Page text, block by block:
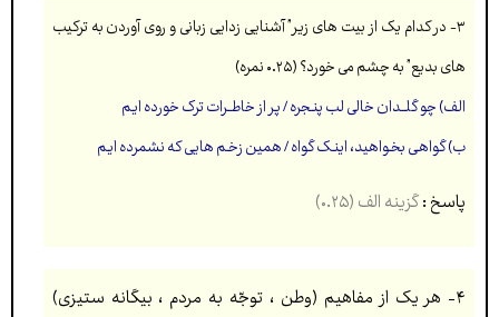
۳- در کدام یک از بیت های زیر” آشنایی زدایی زبانی و روی آوردن به ترکیب
های بدیع” به چشم می خورد؟ (۰.۲۵ نمره)
الف) چو گلــدان خالى لب پنـجره / پر از خاطــرات ترک خورده ایـم
ب) گواهـی بخـواهید، اینـک گواه / همین زخـم هایی که نشمرده ایـم
پاسخ :گزینه الف(۰.۲۵)
۴- هر یک از مفاهیم (وطن ، توجّه به مردم ، بیگانه ستیزی)